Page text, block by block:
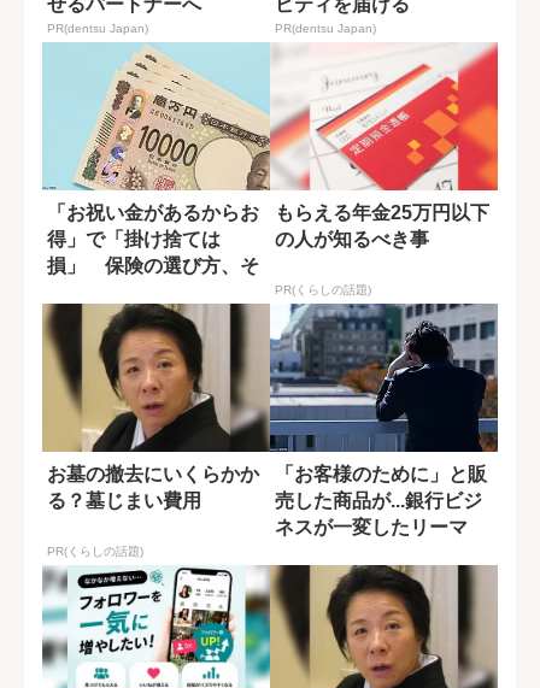
PR(dentsu Japan) PR(dentsu Japan)
「お祝い金があるからお
得」で「掛け捨ては
損」 保険の選び方、そ
もらえる年金25万円以下
の人が知るべき事
PR(くらしの話題)
お墓の撤去にいくらかか
る？墓じまい費用
PR(くらしの話題)
「お客様のために」と販
売した商品が...銀行ビジ
ネスが一変したリーマ